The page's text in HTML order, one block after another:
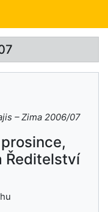
– Zima 2006/07
Ředitelství